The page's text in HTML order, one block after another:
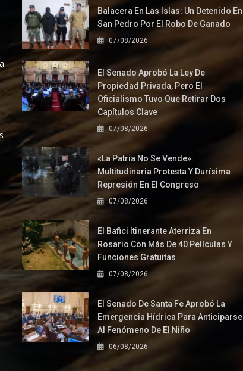
Balacera En Las Islas: Un Detenido En
San Pedro Por El Robo De Ganado
07/08/2026
El Senado Aprobó La Ley De
Propiedad Privada, Pero El
Oficialismo Tuvo Que Retirar Dos
Capítulos Clave
07/08/2026
«La Patria No Se Vende»:
Multitudinaria Protesta Y Durísima
Represión En El Congreso
07/08/2026
El Bafici Itinerante Aterriza En
Rosario Con Más De 40 Películas Y
Funciones Gratuitas
07/08/2026
El Senado De Santa Fe Aprobó La
Emergencia Hídrica Para Anticiparse
Al Fenómeno De El Niño
06/08/2026